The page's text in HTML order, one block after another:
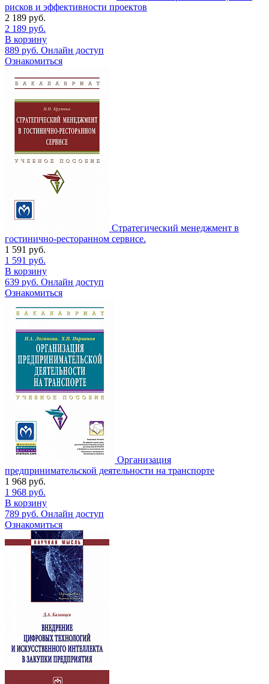
рисков и эффективности проектов
2 189 руб.
2 189 руб.
В корзину
889 руб. Онлайн доступ
Ознакомиться
Стратегический менеджмент в
гостинично-ресторанном сервисе.
1 591 руб.
1 591 руб.
В корзину
639 руб. Онлайн доступ
Ознакомиться
Организация
предпринимательской деятельности на транспорте
1 968 руб.
1 968 руб.
В корзину
789 руб. Онлайн доступ
Ознакомиться